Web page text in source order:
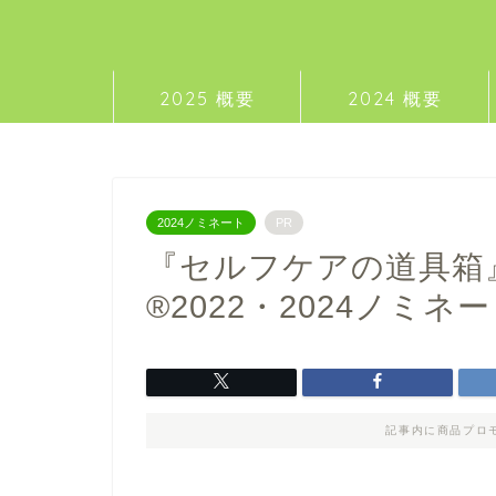
2025 概要 2024 概要
2024ノミネート PR
『セルフケアの道具
®2022・2024ノミネ
記事内に商品プロ